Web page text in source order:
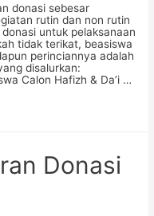
donasi sebesar
rutin dan non rutin
untuk pelaksanaan
tidak terikat, beasiswa
perinciannya adalah
disalurkan:
Calon Hafizh & Da’i …
Donasi